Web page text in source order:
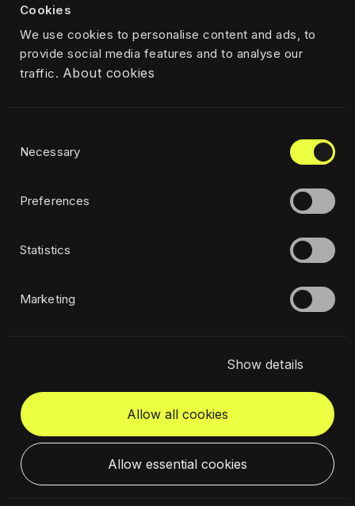
Cookies
We use cookies to personalise content and ads, to
provide social media features and to analyse our
traffic. About cookies
Selection
Necessary
Preferences
Statistics
Marketing
Show details
Allow all cookies
Allow essential cookies
Warsaw, Poland
rafal.mazur@civitta.com
Política de Privacidade
Sustentabilidade
Site global
Entre em contacto